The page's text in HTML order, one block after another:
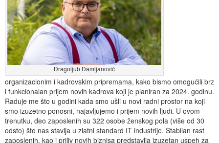
Dragoljub Damljanović
organizacionim i kadrovskim pripremama, kako bismo omogućili brz
i funkcionalan prijem novih kadrova koji je planiran za 2024. godinu.
Raduje me što u godini kada smo ušli u novi radni prostor na koji
smo izuzetno ponosni, najavljujemo i prijem novih ljudi. U ovom
trenutku, deo zaposlenih su 322 osobe ženskog pola (više od 30
odsto) što nas stavlja u zlatni standard IT industrije. Stabilan rast
zaposlenih, kao i priliv novih biznisa predstavlja izuzetan uspeh za